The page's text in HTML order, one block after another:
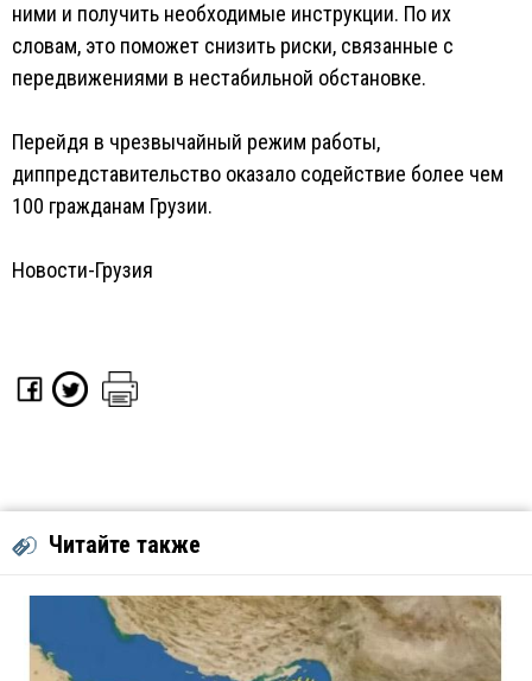
ними и получить необходимые инструкции. По их
словам, это поможет снизить риски, связанные с
передвижениями в нестабильной обстановке.
Перейдя в чрезвычайный режим работы,
диппредставительство оказало содействие более чем
100 гражданам Грузии.
Новости-Грузия
Читайте также